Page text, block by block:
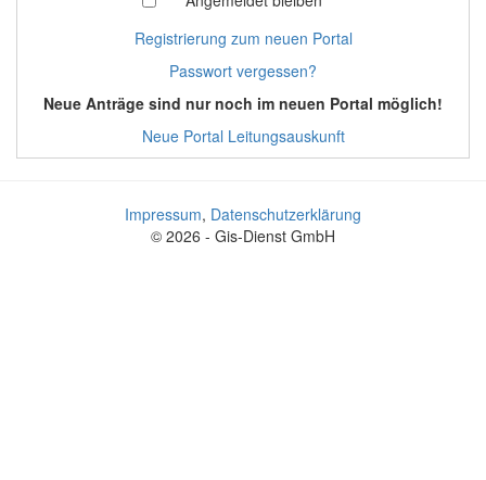
Registrierung zum neuen Portal
Passwort vergessen?
Neue Anträge sind nur noch im neuen Portal möglich!
Neue Portal Leitungsauskunft
Impressum, Datenschutzerklärung
© 2026 - Gis-Dienst GmbH